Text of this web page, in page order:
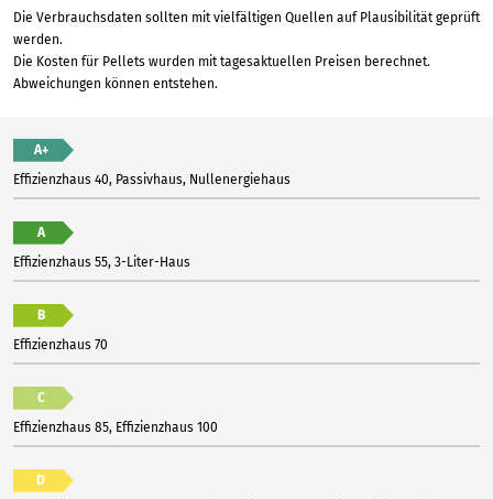
Die Verbrauchsdaten sollten mit vielfältigen Quellen auf Plausibilität geprüft
werden.
Die Kosten für Pellets wurden mit tagesaktuellen Preisen berechnet.
Abweichungen können entstehen.
A+
Effizienzhaus 40, Passivhaus, Nullenergiehaus
A
Effizienzhaus 55, 3-Liter-Haus
B
Effizienzhaus 70
C
Effizienzhaus 85, Effizienzhaus 100
D